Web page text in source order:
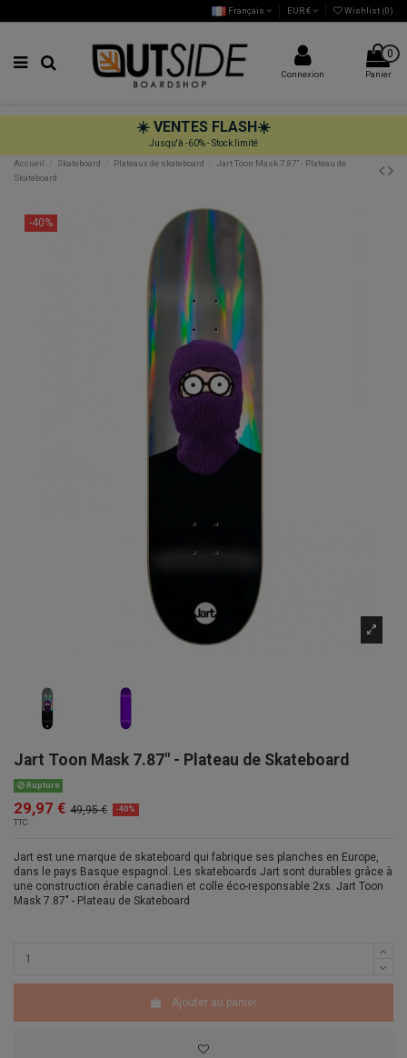
Français EUR € Wishlist (0)
Connexion
0
Panier
☀️ VENTES FLASH☀️
Jusqu'à -60% - Stock limité
Accueil
Skateboard Plateaux de skateboard
Jart Toon Mask 7.87" - Plateau de
Skateboard
-40%
Jart Toon Mask 7.87" - Plateau de Skateboard
Rupture
29,97 € 49,95 € -40%
TTC
Jart est une marque de skateboard qui fabrique ses planches en Europe,
dans le pays Basque espagnol. Les skateboards Jart sont durables grâce à
une construction érable canadien et colle éco-responsable 2xs. Jart Toon
Mask 7.87" - Plateau de Skateboard
Ajouter au panier